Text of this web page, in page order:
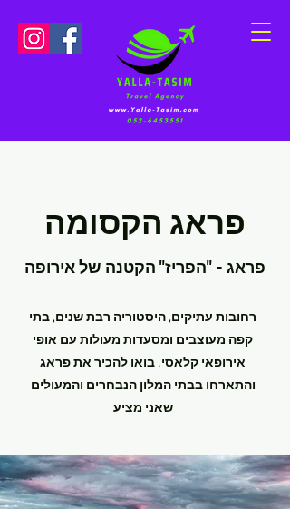
פראג הקסומה
פראג - "הפריז" הקטנה של אירופה
רחובות עתיקים, היסטוריה רבת שנים, בתי
קפה מעוצבים ומסעדות מעולות עם אופי
אירופאי קלאסי. בואו להכיר את פראג
והתארחו בבתי המלון הנבחרים והמעולים
שאני מציע